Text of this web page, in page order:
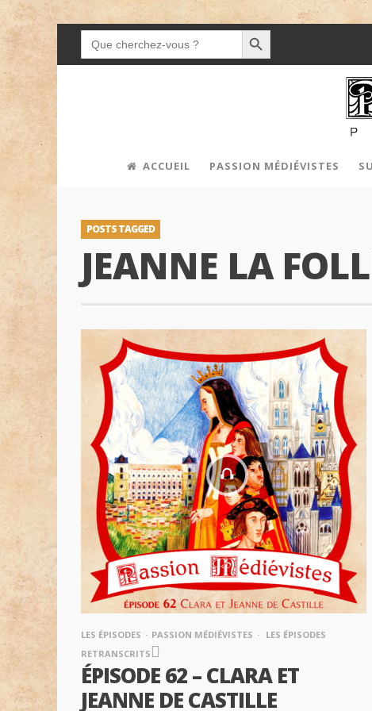
SEARCH
FOR:
SEARCH BUTTON
ACCUEIL PASSION MÉDIÉVISTES
POSTS TAGGED
JEANNE LA
LES ÉPISODES PASSION MÉDIÉVISTES
LES ÉPISODES
RETRANSCRITS
ÉPISODE 62 – CLARA ET
JEANNE DE CASTILLE